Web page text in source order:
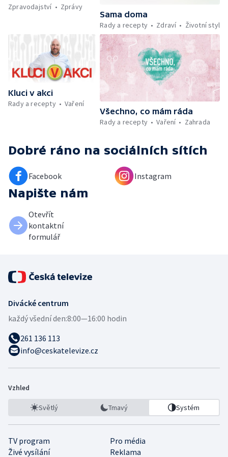
maso, vejce, mléčné výrobky a luštěniny —
Kniha veselých říkanek Hrátky se zvířátky —
Umělecký festival Pohoda 2026 —
Vyhodnocení ankety + ČT tipy —
Vyhodnocení divácké soutěže — Práce
záchranářů v létě
Zpravodajství
Zprávy
Sama doma
Rady a recepty
Zdraví Životní styl
Kluci v akci
Rady a recepty
Vaření
Všechno, co mám ráda
Rady a recepty
Vaření Zahrada
Dobré ráno na sociálních sítích
Facebook Instagram
Napište nám
Otevřít
kontaktní
formulář
Divácké centrum
každý všední den:8:00—16:00 hodin
261 136 113
info@ceskatelevize.cz
Vzhled
Světlý Tmavý Systém
TV program
Pro média
Živé vysílání
Reklama